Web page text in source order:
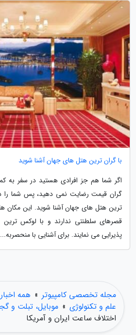
با گران ترین هتل های جهان آشنا شوید
اگر شما هم جز افرادی هستید در سفر به
گران قیمت رضایت نمی دهید، پس شما را
ترین هتل های جهان آشنا شوید. این مکان
قصرهای سلطنتی ندارند و با لوکس ترین
پذیرایی می نمایند. برای آشنایی با منحصربه...
مجله تخصصی کامپیوتر » همه
علم و تکنولوژی » موبایل، تبلت و
اختلاف ساعت ایران و آمریکا